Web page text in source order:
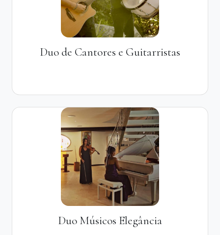
Duo de Cantores e Guitarristas
Duo Músicos Elegância